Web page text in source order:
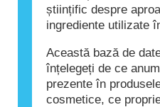
științific despre
ingrediente utilizate
Această bază de
înțelegeți de ce
prezente în
cosmetice, ce